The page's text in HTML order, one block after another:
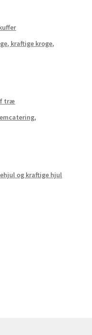
kraftige kroge,
træ
og kraftige hjul